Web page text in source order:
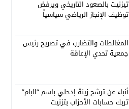
تيزنيت بالصعود التاريخي ويرفض
توظيف الإنجاز الرياضي سياسياً
المغالطات والتضارب في تصريح رئيس
جمعية تحدي الإعاقة
أنباء عن ترشح زينة إدحلي باسم “البام”
تربك حسابات الأحزاب بتزنيت